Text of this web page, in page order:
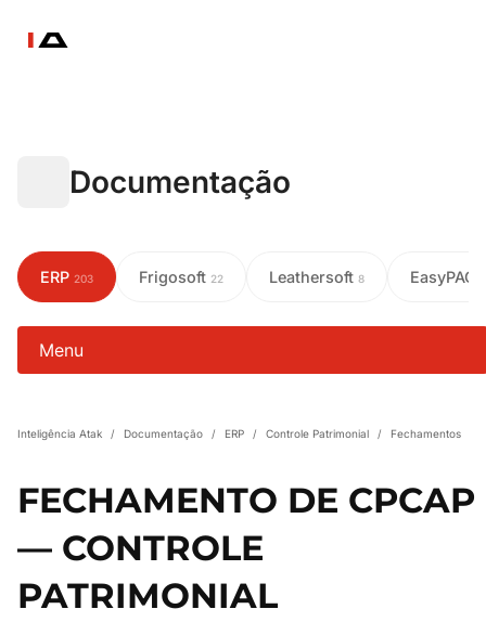
Documentação
ERP 203 Frigosoft 22 Leathersoft 8 EasyPAC
Menu
Inteligência Atak / Documentação / ERP / Controle Patrimonial / Fechamentos
FECHAMENTO DE CPCAP
— CONTROLE
PATRIMONIAL